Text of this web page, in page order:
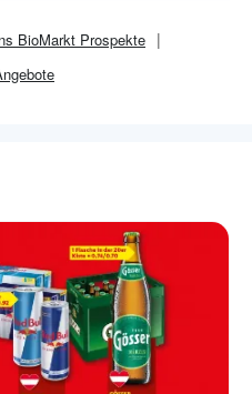
BioMarkt Prospekte